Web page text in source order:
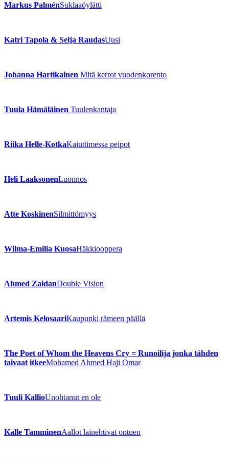
Markus PalménSuklaaöylätti
Katri Tapola & Selja RaudasUusi
Johanna Hartikainen Mitä kerrot vuodenkorento
Tuula Hämäläinen Tuulenkantaja
Riika Helle-KotkaKaiuttimessa peipot
Heli LaaksonenLuonnos
Atte KoskinenSilmittömyys
Wilma-Emilia KuosaHäkkiooppera
Ahmed ZaidanDouble Vision
Artemis KelosaariKaupunki rämeen päällä
The Poet of Whom the Heavens Cry = Runoilija jonka tähden
taivaat itkeeMohamed Ahmed Haji Omar
Tuuli KallioUnohtanut en ole
Kalle TamminenAallot lainehtivat ontuen